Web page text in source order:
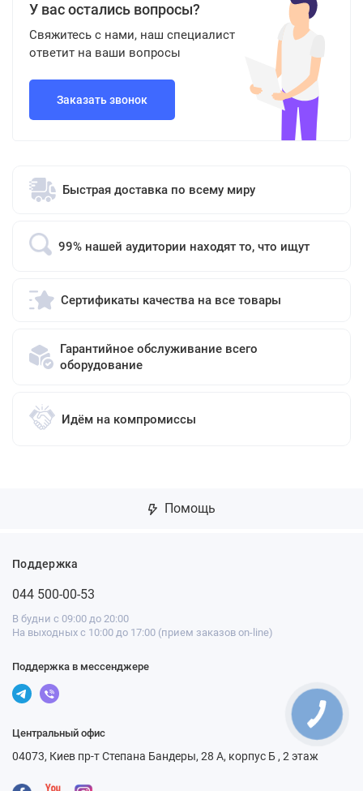
У вас остались вопросы?
Свяжитесь с нами, наш специалист
ответит на ваши вопросы
Заказать звонок
Быстрая доставка по всему миру
99% нашей аудитории находят то, что ищут
Сертификаты качества на все товары
Гарантийное обслуживание всего
оборудование
Идём на компромиссы
Помощь
Поддержка
044 500-00-53
В будни с 09:00 до 20:00
На выходных с 10:00 до 17:00 (прием заказов on-line)
Поддержка в мессенджере
Центральный офис
04073, Киев пр-т Степана Бандеры, 28 А, корпус Б , 2 этаж